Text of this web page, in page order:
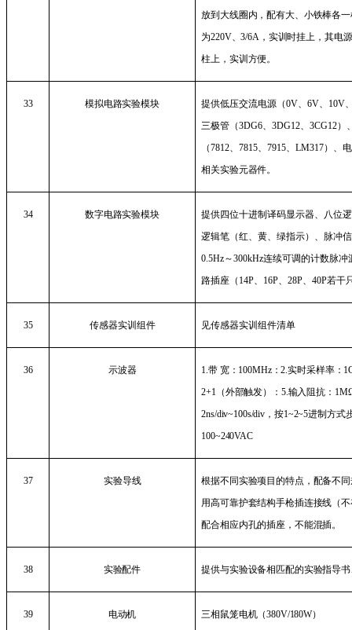
放到大线圈内，配有大、小铁棒各
为220V、3/6A ，实训时挂上，其电
柱上，实训方便。
33 模拟电路实验模块 提供低压交流电源（0V 、6V 10V
三极管（3DG6 、3DG12 、3CG12）
（7812 、7815 、7915 、LM317）、
相关实验元器件。
34 数字电路实验模块
提供四位十进制译码显示器、八位
逻辑笔（红、黄、绿指示）、脉冲
0.5Hz～300kHz连续可调的计数脉冲
路插座（ 14P 16P 、28P 、40P若干
35 传感器实训组件 见传感器实训组件清单
36 示波器 1. 带 宽： 100MHz：2.实时采样率：
2+1
（外部触发）： 5. 输入阻抗： 1M
2ns/div~100s/div ，按1~2~5进制方式
100~240VAC
37 实验导线
根据不同实验项目的特点，配备不
用高可靠护套结构手枪插连接线（
配合相应内孔的插座，不能混插。
38 实验配件 提供与实验设备相匹配的实验指导
39 电动机 三相鼠笼电机（380V/180W）